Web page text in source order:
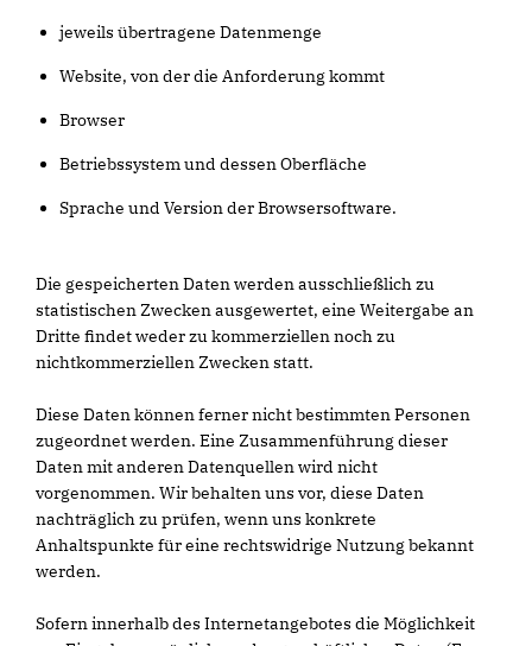
jeweils übertragene Datenmenge
Website, von der die Anforderung kommt
Browser
Betriebssystem und dessen Oberfläche
Sprache und Version der Browsersoftware.
Die gespeicherten Daten werden ausschließlich zu
statistischen Zwecken ausgewertet, eine Weitergabe an
Dritte findet weder zu kommerziellen noch zu
nichtkommerziellen Zwecken statt.
Diese Daten können ferner nicht bestimmten Personen
zugeordnet werden. Eine Zusammenführung dieser
Daten mit anderen Datenquellen wird nicht
vorgenommen. Wir behalten uns vor, diese Daten
nachträglich zu prüfen, wenn uns konkrete
Anhaltspunkte für eine rechtswidrige Nutzung bekannt
werden.
Sofern innerhalb des Internetangebotes die Möglichkeit